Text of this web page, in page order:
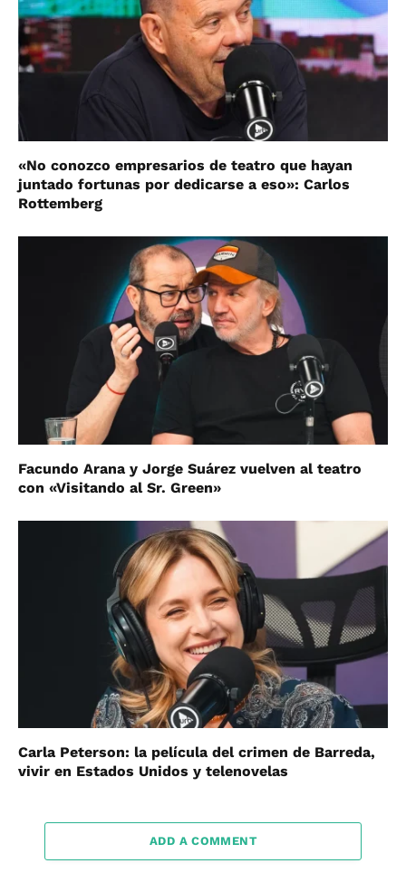
«No conozco empresarios de teatro que hayan
juntado fortunas por dedicarse a eso»: Carlos
Rottemberg
Facundo Arana y Jorge Suárez vuelven al teatro
con «Visitando al Sr. Green»
Carla Peterson: la película del crimen de Barreda,
vivir en Estados Unidos y telenovelas
ADD A COMMENT